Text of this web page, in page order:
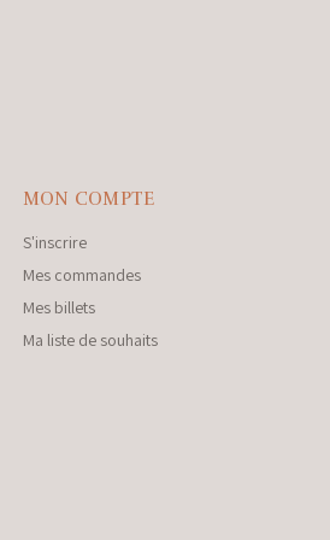
MON COMPTE
S'inscrire
Mes commandes
Mes billets
Ma liste de souhaits